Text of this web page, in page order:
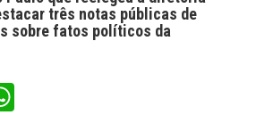
três notas públicas de
sobre fatos políticos da